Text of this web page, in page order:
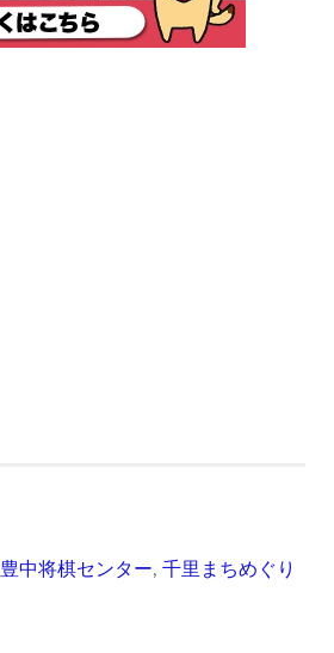
豊中将棋センター, 千里まちめぐり